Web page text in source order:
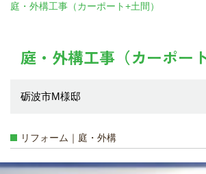
庭・外構工事（カーポート+土間）
庭・外構工事（カーポー
砺波市M様邸
リフォーム｜庭・外構